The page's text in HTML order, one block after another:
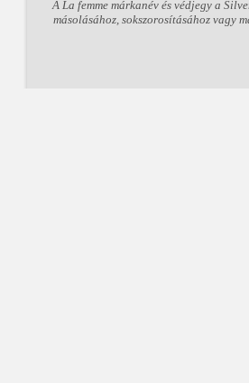
A La femme márkanév és védjegy a
másolásához, sokszorosításához vagy